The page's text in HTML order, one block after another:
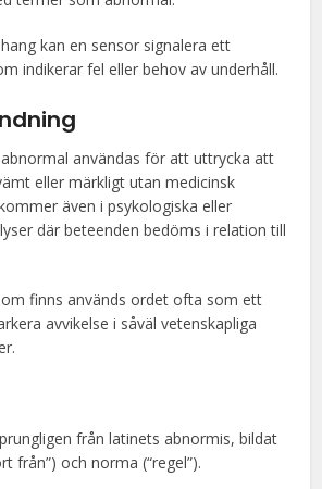
kan en sensor signalera ett
indikerar fel eller behov av underhåll.
användas för att uttrycka att
eller märkligt utan medicinsk
även i psykologiska eller
där beteenden bedöms i relation till
finns används ordet ofta som ett
avvikelse i såväl vetenskapliga
från latinets abnormis, bildat
från”) och norma (“regel”).